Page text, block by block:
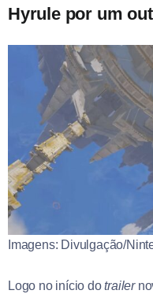
Hyrule por um
Imagens: Divulgação/
Logo no início dotrailer